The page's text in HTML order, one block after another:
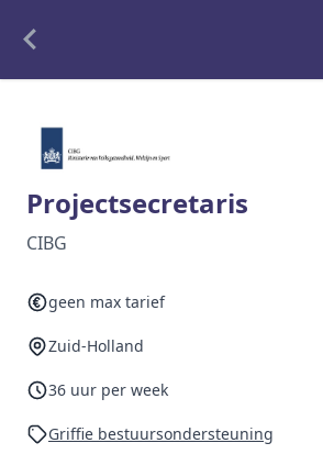
Interim opdrachten statistiek
Ben je al lid?
Projectsecretaris
CIBG
geen max tarief
Zuid-Holland
36 uur per week
Griffie bestuursondersteuning